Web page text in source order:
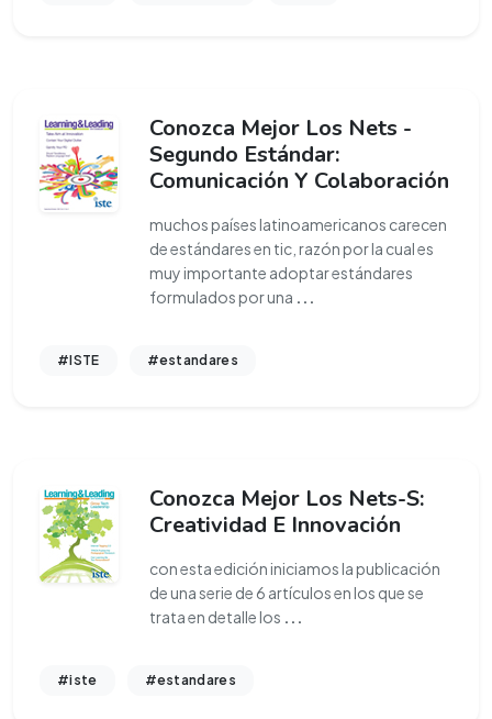
Conozca Mejor Los Nets -
Segundo Estándar:
Comunicación Y Colaboración
muchos países latinoamericanos carecen
de estándares en tic, razón por la cual es
muy importante adoptar estándares
formulados por una ...
#ISTE #estandares
Conozca Mejor Los Nets-S:
Creatividad E Innovación
con esta edición iniciamos la publicación
de una serie de 6 artículos en los que se
trata en detalle los ...
#iste #estandares